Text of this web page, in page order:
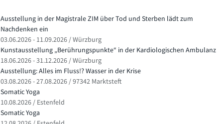
Ausstellung in der Magistrale ZIM über Tod und Sterben lädt zum
Nachdenken ein
03.06.2026 - 11.09.2026 / Würzburg
Kunstausstellung „Berührungspunkte“ in der Kardiologischen Ambulanz
18.06.2026 - 31.12.2026 / Würzburg
Ausstellung: Alles im Fluss!? Wasser in der Krise
03.08.2026 - 27.08.2026 / 97342 Marktsteft
Somatic Yoga
10.08.2026 / Estenfeld
Somatic Yoga